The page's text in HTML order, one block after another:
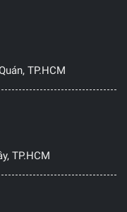
TP.HCM
TP.HCM